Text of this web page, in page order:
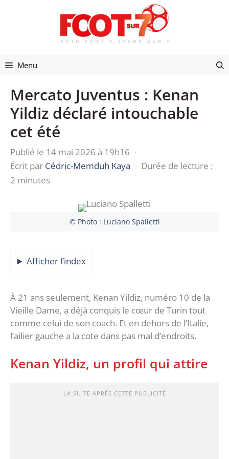
Menu
Mercato Juventus : Kenan
Yildiz déclaré intouchable
cet été
Publié le 14 mai 2026 à 19h16 ·
Écrit par Cédric-Memduh Kaya · Durée de lecture :
2 minutes
© Photo : Luciano Spalletti
Afficher l’index
À 21 ans seulement, Kenan Yildiz, numéro 10 de la
Vieille Dame, a déjà conquis le cœur de Turin tout
comme celui de son coach. Et en dehors de l’Italie,
l’ailier gauche a la cote dans pas mal d’endroits.
Kenan Yildiz, un profil qui attire
LA SUITE APRÈS CETTE PUBLICITÉ